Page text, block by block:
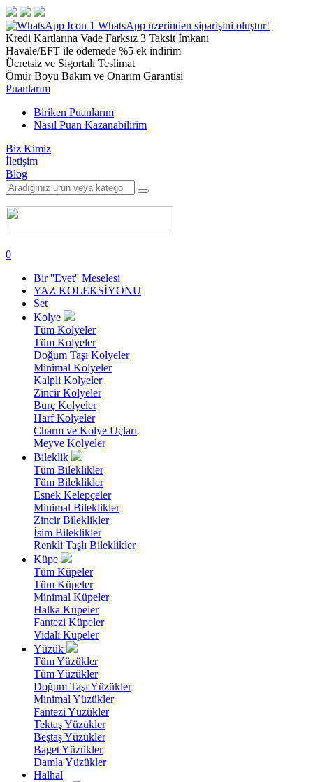
1 WhatsApp üzerinden siparişini oluştur!
Kredi Kartlarına Vade Farksız 3 Taksit İmkanı
Havale/EFT ile ödemede %5 ek indirim
Ücretsiz ve Sigortalı Teslimat
Ömür Boyu Bakım ve Onarım Garantisi
Puanlarım
Biriken Puanlarım
Nasıl Puan Kazanabilirim
Biz Kimiz
İletişim
Blog
0
Bir ''Evet'' Meselesi
YAZ KOLEKSİYONU
Set
Kolye
Tüm Kolyeler
Tüm Kolyeler
Doğum Taşı Kolyeler
Minimal Kolyeler
Kalpli Kolyeler
Zincir Kolyeler
Burç Kolyeler
Harf Kolyeler
Charm ve Kolye Uçları
Meyve Kolyeler
Bileklik
Tüm Bileklikler
Tüm Bileklikler
Esnek Kelepçeler
Minimal Bileklikler
Zincir Bileklikler
İsim Bileklikler
Renkli Taşlı Bileklikler
Küpe
Tüm Küpeler
Tüm Küpeler
Minimal Küpeler
Halka Küpeler
Fantezi Küpeler
Vidalı Küpeler
Yüzük
Tüm Yüzükler
Tüm Yüzükler
Doğum Taşı Yüzükler
Minimal Yüzükler
Fantezi Yüzükler
Tektaş Yüzükler
Beştaş Yüzükler
Baget Yüzükler
Damla Yüzükler
Halhal